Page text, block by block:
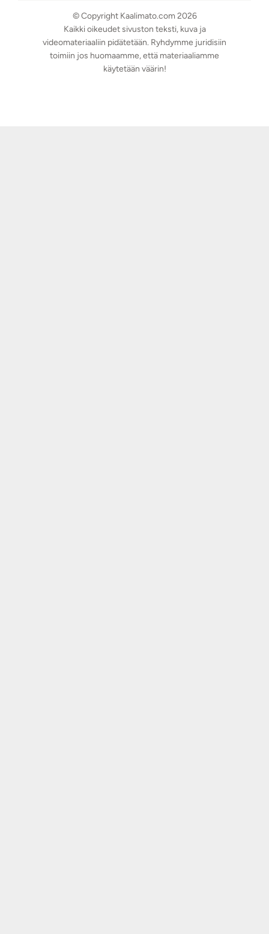
© Copyright Kaalimato.com 2026
Kaikki oikeudet sivuston teksti, kuva ja
videomateriaaliin pidätetään. Ryhdymme juridisiin
toimiin jos huomaamme, että materiaaliamme
käytetään väärin!